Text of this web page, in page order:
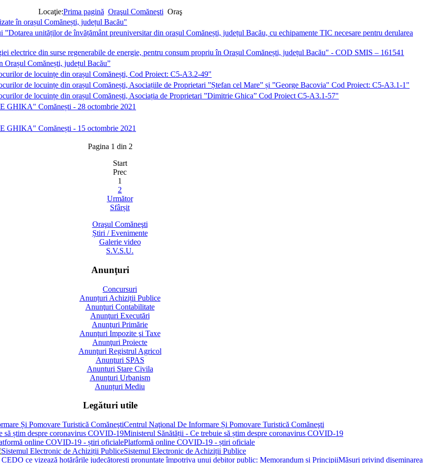
Locaţie:Prima pagină Oraşul Comăneşti Oraş
în orașul Comănești, județul Bacău"
unităților de învățământ preuniversitar din orașul Comănești, județul Bacău, cu echipamente TIC necesare pentru derularea
electrice din surse regenerabile de energie, pentru consum propriu în Orașul Comănești, județul Bacău" - COD SMIS – 161541
Orașul Comănești, județul Bacău”
de locuințe din orașul Comănești, Cod Proiect: C5-A3.2-49"
de locuințe din orașul Comănești, Asociațiile de Proprietari ”Ștefan cel Mare” și ”George Bacovia" Cod Proiect: C5-A3.1-1"
de locuințe din orașul Comănești, Asociația de Proprietari ”Dimitrie Ghica” Cod Proiect C5-A3.1-57"
GHIKA" Comănești - 28 octombrie 2021
GHIKA" Comănești - 15 octombrie 2021
Pagina 1 din 2
Start
Prec
1
2
Următor
Sfârșit
Oraşul Comăneşti
Știri / Evenimente
Galerie video
S.V.S.U.
Anunţuri
Concursuri
Anunțuri Achiziții Publice
Anunţuri Contabilitate
Anunţuri Executări
Anunţuri Primărie
Anunţuri Impozite şi Taxe
Anunţuri Proiecte
Anunţuri Registrul Agricol
Anunţuri SPAS
Anunturi Stare Civila
Anunţuri Urbanism
Anunțuri Mediu
Legături utile
Centrul Naţional De Informare Și Pomovare Turistică Comăneşti
Ministerul Sănătății - Ce trebuie să știm despre coronavirus COVID-19
Platformă online COVID-19 - știri oficiale
Sistemul Electronic de Achiziții Publice
Măsuri privind diseminarea